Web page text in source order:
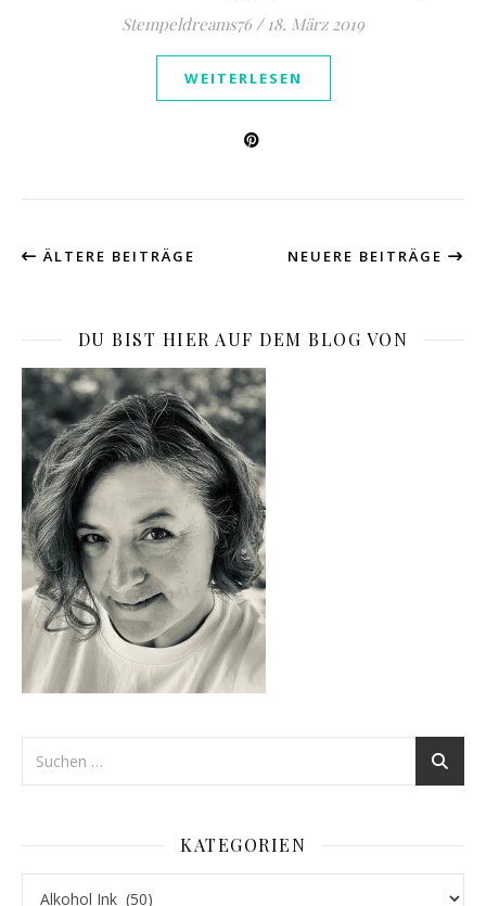
Stempeldreams76 / 18. März 2019
WEITERLESEN
ÄLTERE BEITRÄGE NEUERE BEITRÄGE
DU BIST HIER AUF DEM BLOG VON
KATEGORIEN